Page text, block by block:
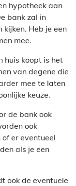
hypotheek aan
bank zal in
Heb je een
mee.
huis koopt is het
van degene die
mee te laten
keuze.
de bank ook
ook
er eventueel
als je een
ook de eventuele